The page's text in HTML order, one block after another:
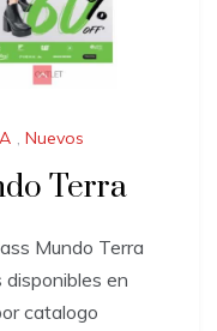
, Nuevos
Terra
Mundo Terra
en
catalogo